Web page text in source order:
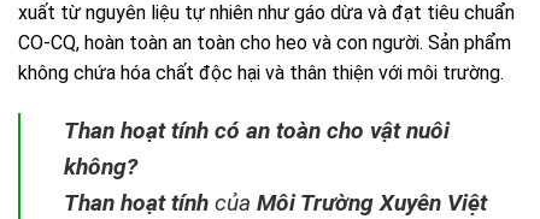
xuất từ nguyên liệu tự nhiên như gáo dừa và đạt tiêu chuẩn
CO-CQ, hoàn toàn an toàn cho heo và con người. Sản phẩm
không chứa hóa chất độc hại và thân thiện với môi trường.
Than hoạt tính có an toàn cho vật nuôi
không?
Than hoạt tính của Môi Trường Xuyên Việt